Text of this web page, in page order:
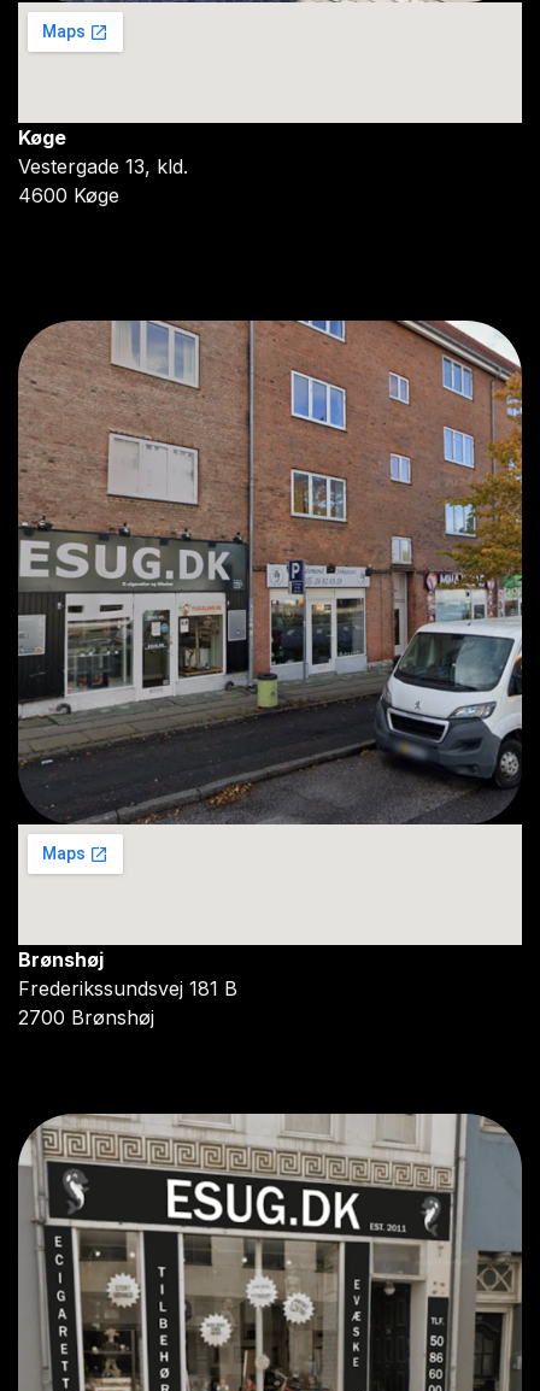
Køge
Vestergade 13, kld.
4600 Køge
Brønshøj
Frederikssundsvej 181 B
2700 Brønshøj